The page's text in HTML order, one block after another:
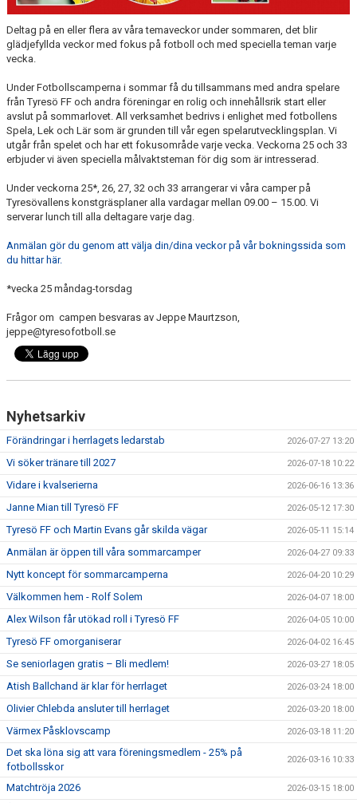
Deltag på en eller flera av våra temaveckor under sommaren, det blir
glädjefyllda veckor med fokus på fotboll och med speciella teman varje
vecka.
Under Fotbollscamperna i sommar få du tillsammans med andra spelare
från Tyresö FF och andra föreningar en rolig och innehållsrik start eller
avslut på sommarlovet. All verksamhet bedrivs i enlighet med fotbollens
Spela, Lek och Lär som är grunden till vår egen spelarutvecklingsplan. Vi
utgår från spelet och har ett fokusområde varje vecka. Veckorna 25 och 33
erbjuder vi även speciella målvaktsteman för dig som är intresserad.
Under veckorna 25*, 26, 27, 32 och 33 arrangerar vi våra camper på
Tyresövallens konstgräsplaner alla vardagar mellan 09.00 – 15.00. Vi
serverar lunch till alla deltagare varje dag.
Anmälan gör du genom att välja din/dina veckor på vår bokningssida som
du hittar här.
*vecka 25 måndag-torsdag
Frågor om campen besvaras av Jeppe Maurtzson,
jeppe@tyresofotboll.se
Nyhetsarkiv
Förändringar i herrlagets ledarstab 2026-07-27 13:20
Vi söker tränare till 2027 2026-07-18 10:22
Vidare i kvalserierna 2026-06-16 13:36
Janne Mian till Tyresö FF 2026-05-12 17:30
Tyresö FF och Martin Evans går skilda vägar 2026-05-11 15:14
Anmälan är öppen till våra sommarcamper 2026-04-27 09:33
Nytt koncept för sommarcamperna 2026-04-20 10:29
Välkommen hem - Rolf Solem 2026-04-07 18:00
Alex Wilson får utökad roll i Tyresö FF 2026-04-05 10:00
Tyresö FF omorganiserar 2026-04-02 16:45
Se seniorlagen gratis – Bli medlem! 2026-03-27 18:05
Atish Ballchand är klar för herrlaget 2026-03-24 18:00
Olivier Chlebda ansluter till herrlaget 2026-03-20 18:00
Värmex Påsklovscamp 2026-03-18 11:20
Det ska löna sig att vara föreningsmedlem - 25% på
fotbollsskor
2026-03-16 10:33
Matchtröja 2026 2026-03-15 18:00